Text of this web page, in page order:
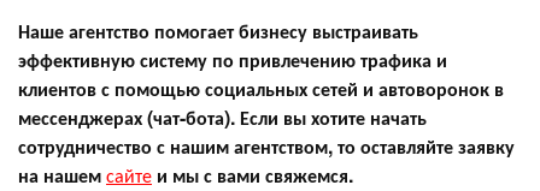
Наше агентство помогает бизнесу выстраивать
эффективную систему по привлечению трафика и
клиентов с помощью социальных сетей и автоворонок в
мессенджерах (чат-бота). Если вы хотите начать
сотрудничество с нашим агентством, то оставляйте заявку
на нашемсайте и мы с вами свяжемся.